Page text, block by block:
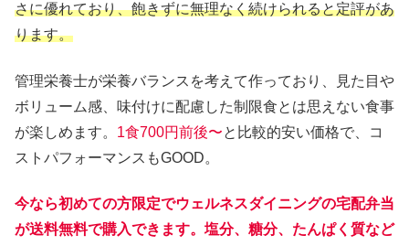
さに優れており、飽きずに無理なく続けられると定評があ
ります。
管理栄養士が栄養バランスを考えて作っており、見た目や
ボリューム感、味付けに配慮した制限食とは思えない食事
が楽しめます。 1食700円前後〜と比較的安い価格で、コ
ストパフォーマンスもGOOD。
今なら初めての方限定でウェルネスダイニングの宅配弁当
が送料無料で購入できます。塩分、糖分、たんぱく質など